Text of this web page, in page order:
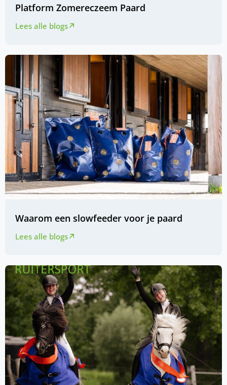
Platform Zomereczeem Paard
Lees alle blogs
Waarom een slowfeeder voor je paard
Lees alle blogs